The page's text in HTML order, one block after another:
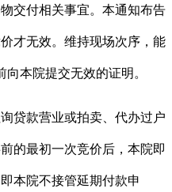
交付相关事宜。本通知布告
才无效。维持现场次序，能
向本院提交无效的证明。
款营业或拍卖、代办过户
的最初一次竞价后，本院即
本院不接管延期付款申